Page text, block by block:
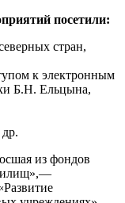
посетили:
стран,
к электронным
Б.Н. Ельцына,
из фондов